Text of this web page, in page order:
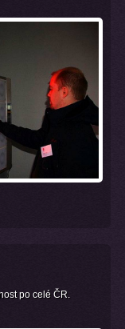
po celé ČR.